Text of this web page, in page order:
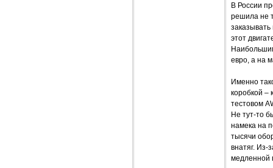
В России
решила не
этот
евро, а на
Именно
коробкой –
тестовом
Не тут-то
намека на
тысячи
внатяг. Из-
медленной